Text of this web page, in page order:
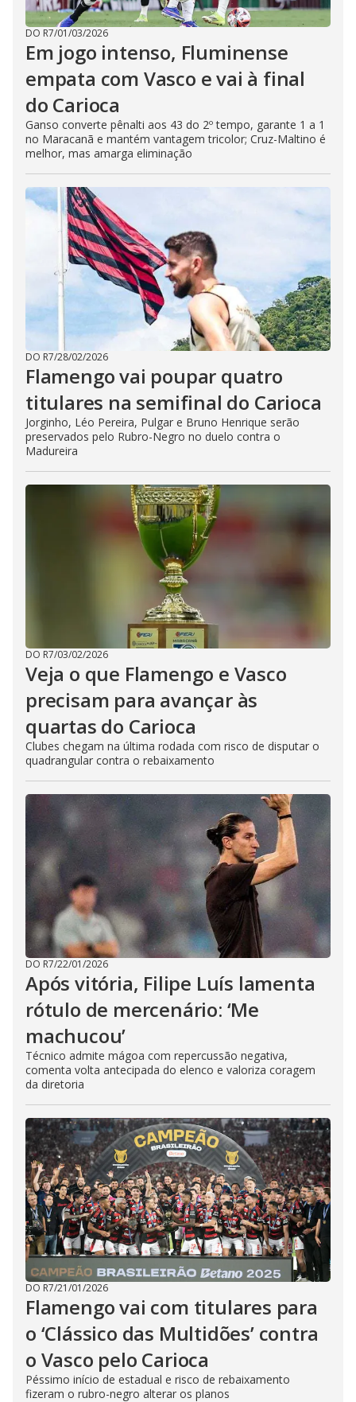
DO R7/01/03/2026
Em jogo intenso, Fluminense
empata com Vasco e vai à final
do Carioca
Ganso converte pênalti aos 43 do 2º tempo, garante 1 a 1
no Maracanã e mantém vantagem tricolor; Cruz-Maltino é
melhor, mas amarga eliminação
DO R7/28/02/2026
Flamengo vai poupar quatro
titulares na semifinal do Carioca
Jorginho, Léo Pereira, Pulgar e Bruno Henrique serão
preservados pelo Rubro-Negro no duelo contra o
Madureira
DO R7/03/02/2026
Veja o que Flamengo e Vasco
precisam para avançar às
quartas do Carioca
Clubes chegam na última rodada com risco de disputar o
quadrangular contra o rebaixamento
DO R7/22/01/2026
Após vitória, Filipe Luís lamenta
rótulo de mercenário: ‘Me
machucou’
Técnico admite mágoa com repercussão negativa,
comenta volta antecipada do elenco e valoriza coragem
da diretoria
DO R7/21/01/2026
Flamengo vai com titulares para
o ‘Clássico das Multidões’ contra
o Vasco pelo Carioca
Péssimo início de estadual e risco de rebaixamento
fizeram o rubro-negro alterar os planos